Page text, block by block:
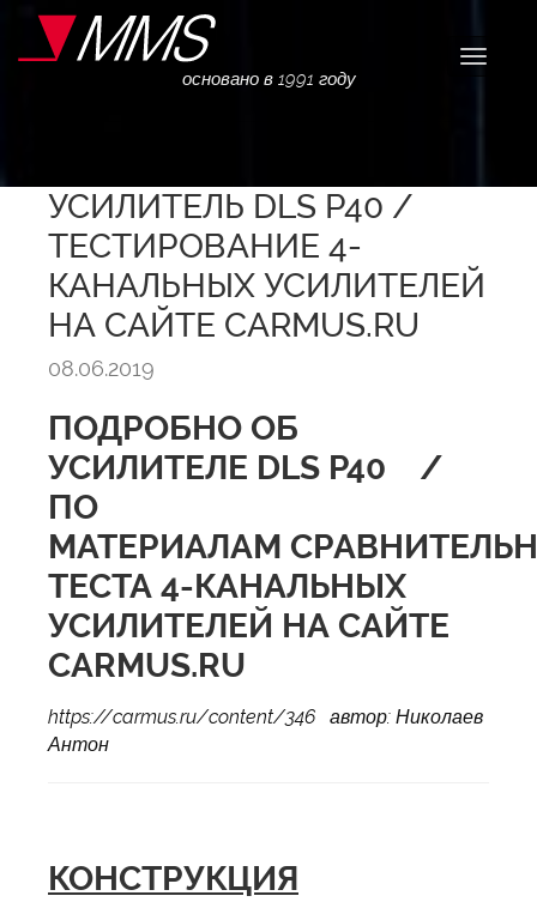
основано в 1991 году
УСИЛИТЕЛЬ DLS P40 /
ТЕСТИРОВАНИЕ 4-
КАНАЛЬНЫХ УСИЛИТЕЛЕЙ
НА САЙТЕ CARMUS.RU
08.06.2019
ПОДРОБНО ОБ
УСИЛИТЕЛЕ DLS P40 /
ПО
МАТЕРИАЛАМ
ТЕСТА 4-КАНАЛЬНЫХ
УСИЛИТЕЛЕЙ НА САЙТЕ
CARMUS.RU
https://carmus.ru/content/346 автор: Николаев
Антон
КОНСТРУКЦИЯ